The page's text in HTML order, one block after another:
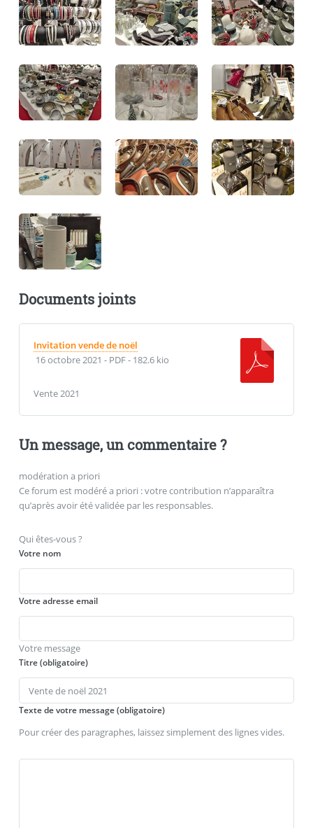
Documents joints
Invitation vende de noël
16 octobre 2021 - PDF- 182.6 kio
Vente 2021
Un message, un commentaire ?
modération a priori
Ce forum est modéré a priori : votre contribution n’apparaîtra
qu’après avoir été validée par les responsables.
Qui êtes-vous ?
Votre nom
Votre adresse email
Votre message
Titre (obligatoire)
Texte de votre message (obligatoire)
Pour créer des paragraphes, laissez simplement des lignes vides.